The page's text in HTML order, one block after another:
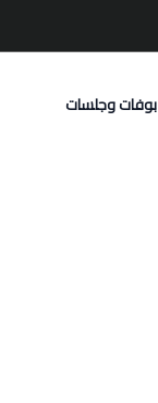
بوفات وجلسات